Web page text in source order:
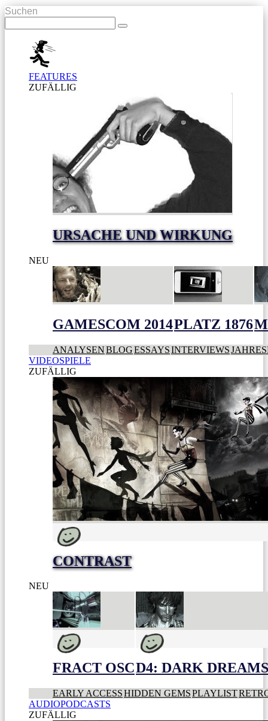
Suchen
FEATURES
ZUFÄLLIG
URSACHE UND WIRKUNG
NEU
GAMESCOM 2014PLATZ 1876
ANALYSENBLOGESSAYSINTERVIEWS
VIDEOSPIELE
ZUFÄLLIG
CONTRAST
NEU
FRACT OSCD4: DARK
EARLY ACCESSHIDDEN GEMSPLAYLIST
AUDIOPODCASTS
ZUFÄLLIG